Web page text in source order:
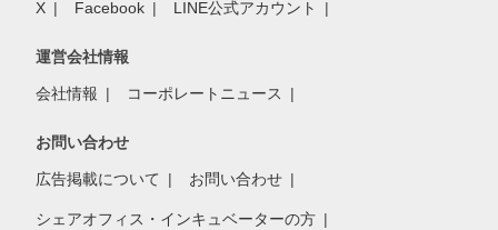
X Facebook LINE公式アカウント
運営会社情報
会社情報 コーポレートニュース
お問い合わせ
広告掲載について お問い合わせ
シェアオフィス・インキュベーターの方